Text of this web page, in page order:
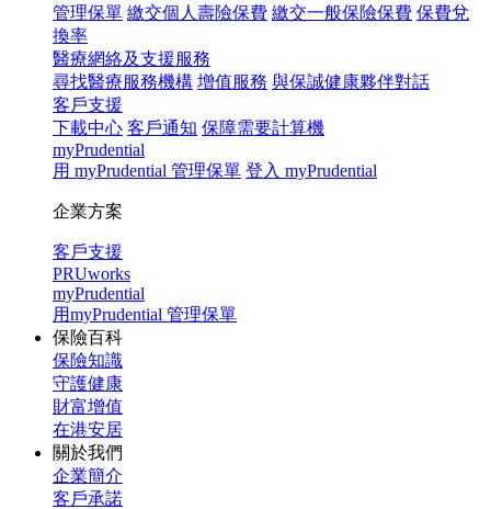
管理保單 繳交個人壽險保費 繳交一般保險保費 保費兌
換率
醫療網絡及支援服務
尋找醫療服務機構 增值服務 與保誠健康夥伴對話
客戶支援
下載中心 客戶通知 保障需要計算機
myPrudential
用 myPrudential 管理保單 登入 myPrudential
企業方案
客戶支援
PRUworks
myPrudential
用myPrudential 管理保單
保險百科
保險知識
守護健康
財富增值
在港安居
關於我們
企業簡介
客戶承諾